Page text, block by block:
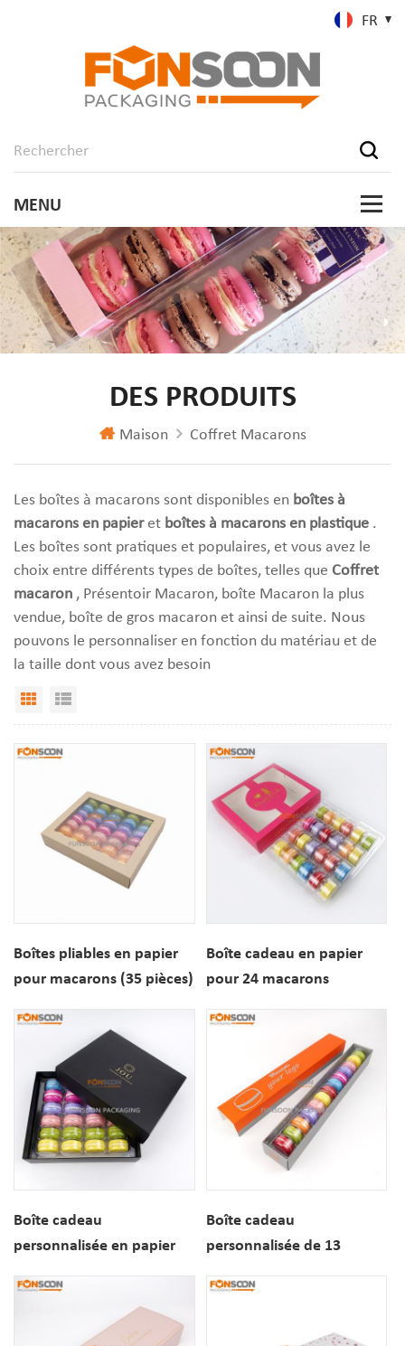
FR
DES PRODUITS
Maison Coffret Macarons
Les boîtes à macarons sont disponibles en boîtes à
macarons en papieret boîtes à macarons en plastique .
Les boîtes sont pratiques et populaires, et vous avez le
choix entre différents types de boîtes, telles que Coffret
macaron , Présentoir Macaron, boîte Macaron la plus
vendue, boîte de gros macaron et ainsi de suite. Nous
pouvons le personnaliser en fonction du matériau et de
la taille dont vous avez besoin
Vue Grille
Boîtes pliables en papier
pour macarons (35 pièces)
Boîte cadeau en papier
pour 24 macarons
fenêtre de présentation
Boîte cadeau
personnalisée en papier
inserts, idéale pour les
Boîte cadeau
personnalisée de 13
tiroir coulissant, idéale